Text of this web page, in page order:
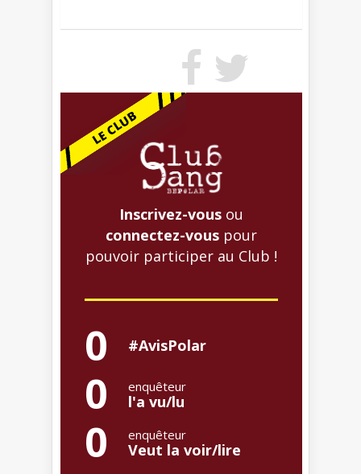
Inscrivez-vous ou
connectez-vous pour
pouvoir participer au Club !
0 #AvisPolar
0 enquêteur
l'a vu/lu
0 enquêteur
Veut la voir/lire